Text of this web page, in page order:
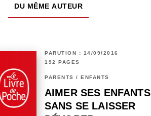
DU MÊME AUTEUR
PARUTION : 14/09/2016
192 PAGES
PARENTS / ENFANTS
AIMER SES ENFANTS
SANS SE LAISSER